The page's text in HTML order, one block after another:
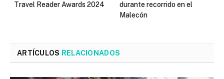
Travel Reader Awards 2024
durante recorrido en el
Malecón
ARTÍCULOS RELACIONADOS